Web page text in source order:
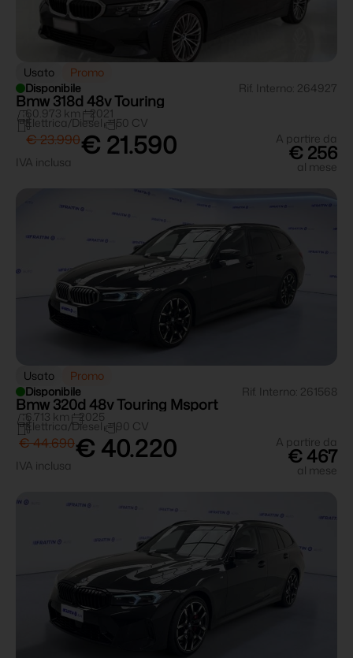
Usato
Promo
Disponibile
Rif. Interno: 264927
Bmw 318d 48v Touring
60.973 km 2021
Elettrica/Diesel 150 CV
€ 21.590
€ 23.990
IVA inclusa
A partire da
€ 256
al mese
Usato
Promo
Disponibile
Rif. Interno: 261568
Bmw 320d 48v Touring Msport
6.713 km 2025
Elettrica/Diesel 190 CV
€ 40.220
€ 44.690
IVA inclusa
A partire da
€ 467
al mese